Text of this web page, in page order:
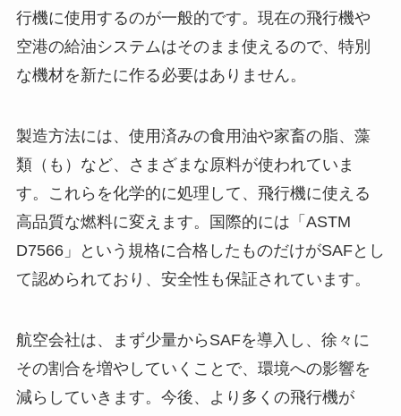
行機に使用するのが一般的です。現在の飛行機や
空港の給油システムはそのまま使えるので、特別
な機材を新たに作る必要はありません。
製造方法には、使用済みの食用油や家畜の脂、藻
類（も）など、さまざまな原料が使われていま
す。これらを化学的に処理して、飛行機に使える
高品質な燃料に変えます。国際的には「ASTM
D7566」という規格に合格したものだけがSAFとし
て認められており、安全性も保証されています。
航空会社は、まず少量からSAFを導入し、徐々に
その割合を増やしていくことで、環境への影響を
減らしていきます。今後、より多くの飛行機が